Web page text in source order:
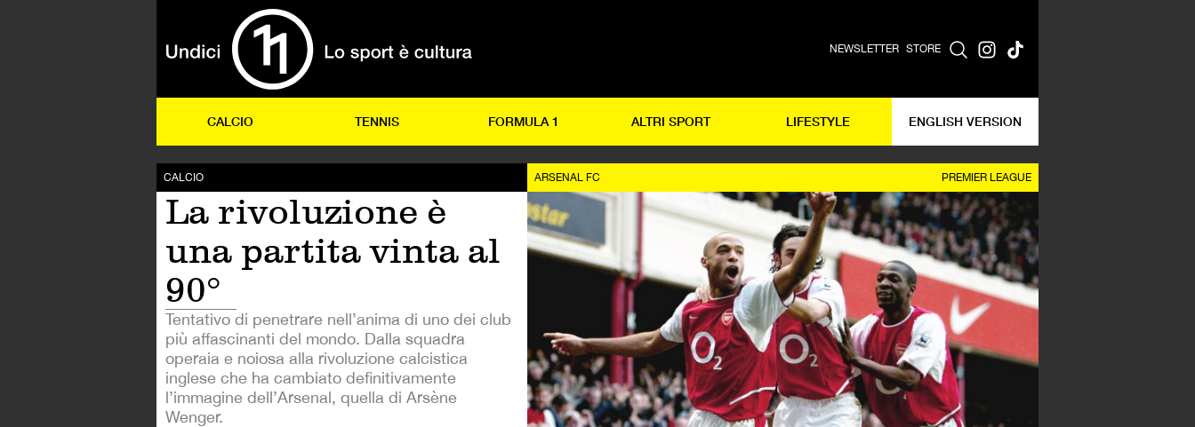
NEWSLETTER STORE
CALCIO TENNIS FORMULA 1 ALTRI SPORT LIFESTYLE ENGLISH VERSION
CALCIO
La rivoluzione è
una partita vinta al
90°
Tentativo di penetrare nell’anima di uno dei club
più affascinanti del mondo. Dalla squadra
operaia e noiosa alla rivoluzione calcistica
inglese che ha cambiato definitivamente
l’immagine dell’Arsenal, quella di Arsène
Wenger.
ARSENAL FC PREMIER LEAGUE